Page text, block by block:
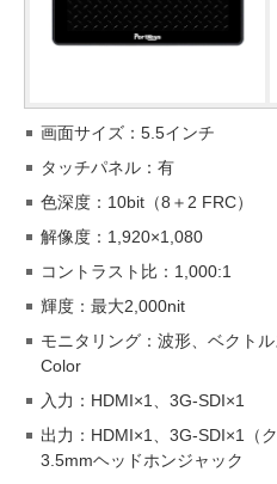
画面サイズ：5.5インチ
タッチパネル：有
色深度：10bit（8＋2 FRC）
解像度：1,920×1,080
コントラスト比：1,000:1
輝度：最大2,000nit
モニタリング：波形、ベクト
Color
入力：HDMI×1、3G-SDI×1
出力：HDMI×1、3G-SDI×1（
3.5mmヘッドホンジャック